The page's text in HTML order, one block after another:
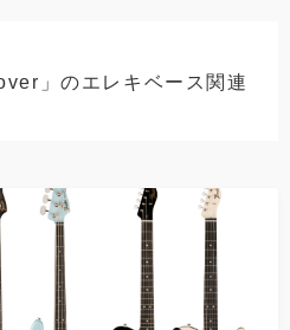
」のエレキベース関連